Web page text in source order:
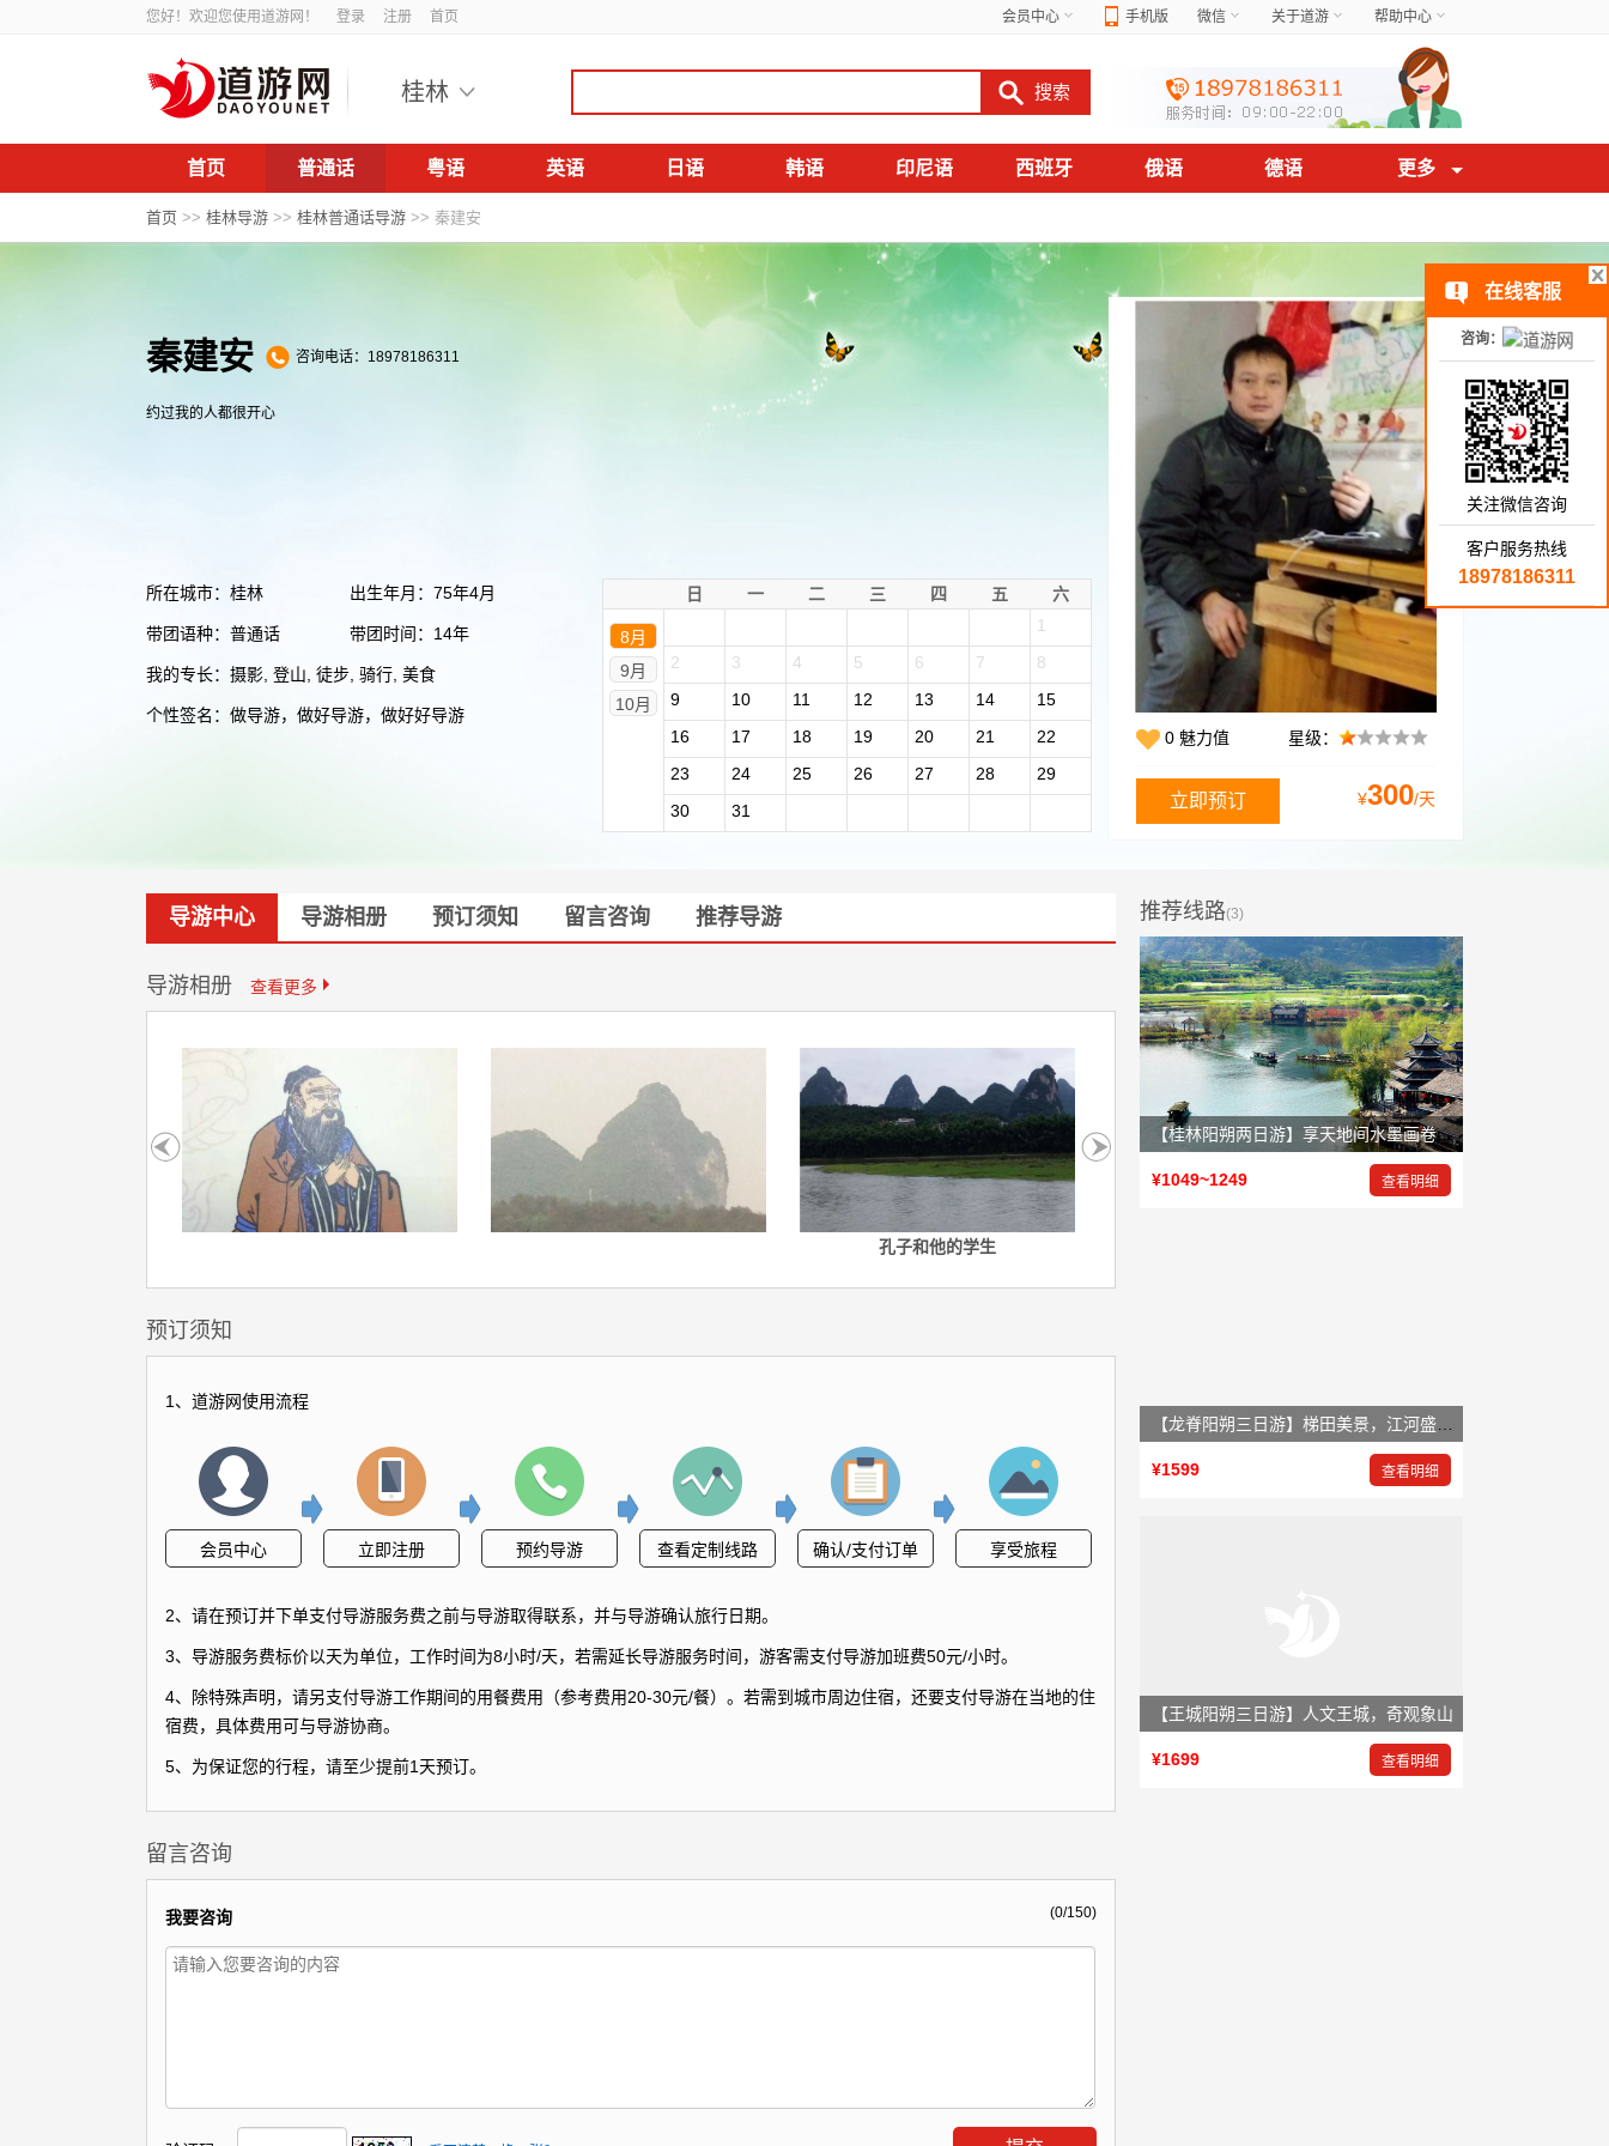
您好！欢迎您使用道游网！ 登录 注册 首页 会员中心 手机版 微信 关于道游 帮助中心
桂林
首页 普通话 粤语 英语 日语 韩语 印尼语 西班牙 俄语 德语 更多
首页 >> 桂林导游 >> 桂林普通话导游 >> 秦建安
秦建安 咨询电话：18978186311
约过我的人都很开心
所在城市：桂林 出生年月：75年4月
带团语种：普通话 带团时间：14年
我的专长：摄影, 登山, 徒步, 骑行, 美食
个性签名：做导游，做好导游，做好好导游
日 一 二 三 四 五 六
8月
9月
10月
1
2
3 4 5 6 7
8
9
10 11 12 13 14
15
16
17 18 19 20 21
22
23
24 25 26 27 28
29
30
31
0 魅力值 星级：
¥300/天
导游中心 导游相册 预订须知 留言咨询 推荐导游
导游相册 查看更多
孔子和他的学生
预订须知
1、道游网使用流程
会员中心 立即注册 预约导游 查看定制线路 确认/支付订单 享受旅程
2、请在预订并下单支付导游服务费之前与导游取得联系，并与导游确认旅行日期。
3、导游服务费标价以天为单位，工作时间为8小时/天，若需延长导游服务时间，游客需支付导游加班费50元/小时。
4、除特殊声明，请另支付导游工作期间的用餐费用（参考费用20-30元/餐）。若需到城市周边住宿，还要支付导游在当地的住
宿费，具体费用可与导游协商。
5、为保证您的行程，请至少提前1天预订。
留言咨询
(0/150)
我要咨询
推荐线路(3)
【桂林阳朔两日游】享天地间水墨画卷，赏大自然鬼斧神工
查看明细
¥1049~1249
查看明细
¥1599
【王城阳朔三日游】人文王城，奇观象山
查看明细
¥1699
在线客服
咨询：
关注微信咨询
客户服务热线
18978186311